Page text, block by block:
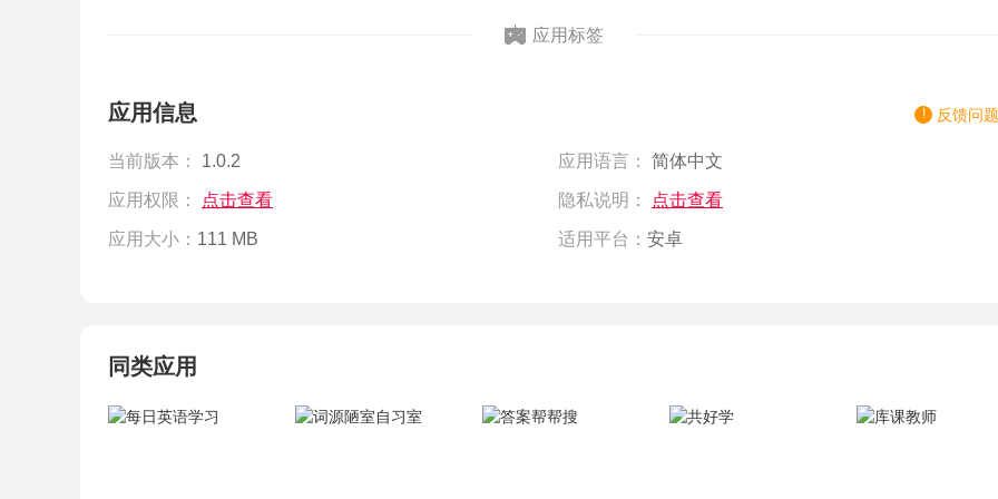
应用标签
应用信息 反馈问题
当前版本： 1.0.2 应用语言： 简体中文
应用权限： 点击查看 隐私说明： 点击查看
应用大小： 111 MB 适用平台： 安卓
同类应用